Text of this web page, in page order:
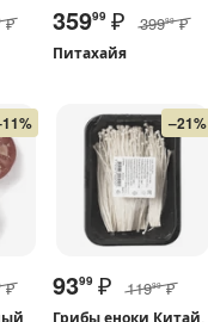
₽ 35999 ₽ 39999 ₽
Питахайя
₽
–21%
9399 ₽ 11999 ₽
Грибы еноки Китай,